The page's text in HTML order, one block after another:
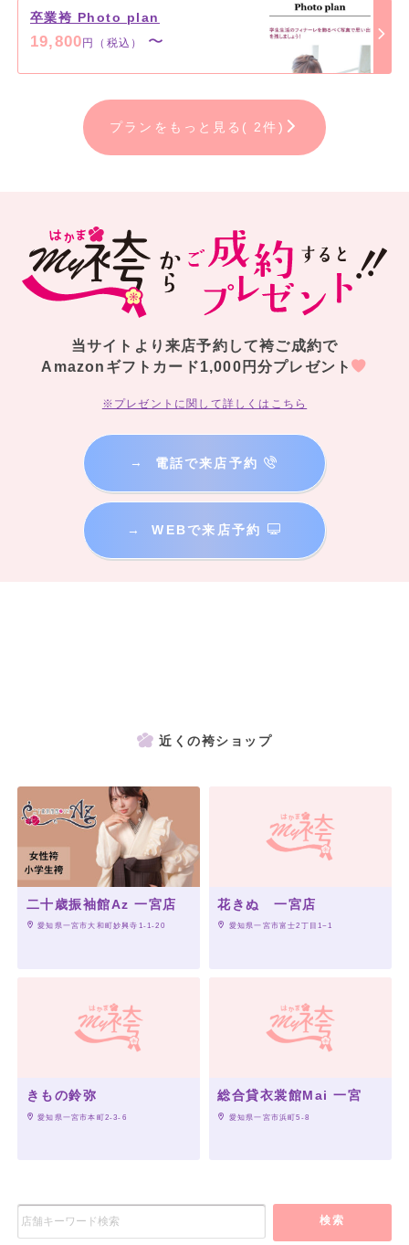
卒業袴 Photo plan
19,800 円（税込） 〜
プランをもっと見る( 2件)
当サイトより来店予約して袴ご成約で
Amazonギフトカード1,000円分プレゼント
※プレゼントに関して詳しくはこちら
→ 電話で来店予約
→ WEBで来店予約
近くの袴ショップ
二十歳振袖館Az 一宮店
愛知県一宮市大和町妙興寺1-1-20
花きぬ 一宮店
愛知県一宮市富士2丁目1−1
きもの鈴弥
愛知県一宮市本町2-3-6
総合貸衣裳館Mai 一宮
愛知県一宮市浜町5-8
検索